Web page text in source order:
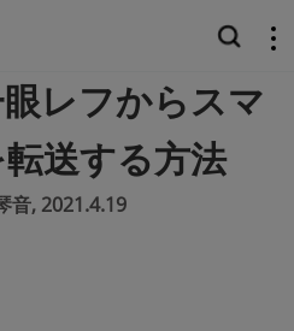
レフからスマ
送する方法
音, 2021.4.19